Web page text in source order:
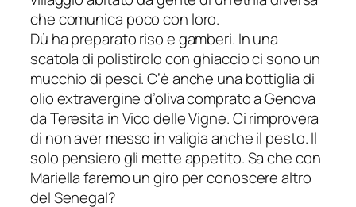
che comunica poco con loro.
Dù ha preparato riso e gamberi. In una
scatola di polistirolo con ghiaccio ci sono un
mucchio di pesci. C’è anche una bottiglia di
olio extravergine d’oliva comprato a Genova
da Teresita in Vico delle Vigne. Ci rimprovera
di non aver messo in valigia anche il pesto. Il
solo pensiero gli mette appetito. Sa che con
Mariella faremo un giro per conoscere altro
del Senegal?